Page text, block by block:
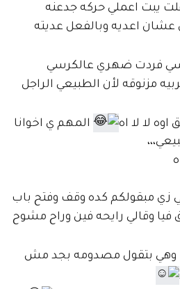
يبت اعملي حركه جدعنه
عشان اعديه وبالفعل عديته
فردت ضهري عالكرسي
مزنوقه لأن الطبيعي الراجل
لا لا اه
المهم ي اخوانا
زي مبقولكم كده وقف وفتح باب
فيا وقالي رايحه فين وراح مشوح
وهي بتقول مصدومه بجد مش